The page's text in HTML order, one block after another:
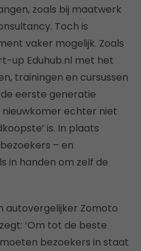
zoals bij maatwerk
Toch is
vaker mogelijk. Zoals
up Eduhub.nl met het
trainingen en cursussen
eerste generatie
echter niet
is. In plaats
– en
in handen om zelf de
autovergelijker Zomoto
‘Om tot de beste
bezoekers in staat